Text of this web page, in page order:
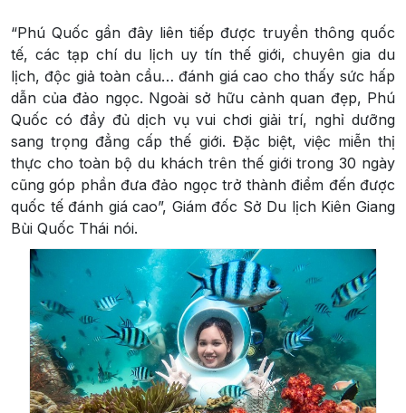
“Phú Quốc gần đây liên tiếp được truyền thông quốc
tế, các tạp chí du lịch uy tín thế giới, chuyên gia du
lịch, độc giả toàn cầu… đánh giá cao cho thấy sức hấp
dẫn của đảo ngọc. Ngoài sở hữu cảnh quan đẹp, Phú
Quốc có đầy đủ dịch vụ vui chơi giải trí, nghỉ dưỡng
sang trọng đẳng cấp thế giới. Đặc biệt, việc miễn thị
thực cho toàn bộ du khách trên thế giới trong 30 ngày
cũng góp phần đưa đảo ngọc trở thành điểm đến được
quốc tế đánh giá cao”, Giám đốc Sở Du lịch Kiên Giang
Bùi Quốc Thái nói.